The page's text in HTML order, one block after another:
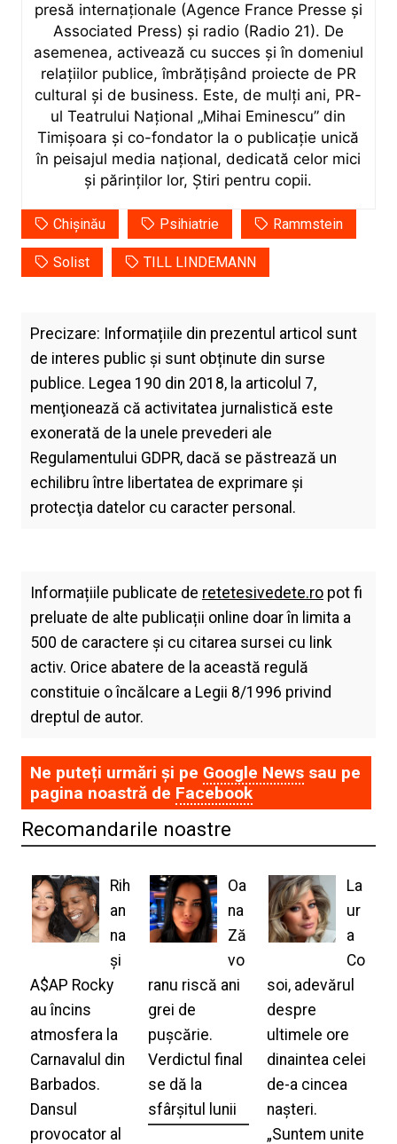
presă internaționale (Agence France Presse și
Associated Press) și radio (Radio 21). De
asemenea, activează cu succes și în domeniul
relațiilor publice, îmbrățișând proiecte de PR
cultural și de business. Este, de mulți ani, PR-
ul Teatrului Național „Mihai Eminescu” din
Timișoara și co-fondator la o publicație unică
în peisajul media național, dedicată celor mici
și părinților lor, Știri pentru copii.
Chișinău Psihiatrie Rammstein
Solist TILL LINDEMANN
Precizare: Informațiile din prezentul articol sunt
de interes public și sunt obținute din surse
publice. Legea 190 din 2018, la articolul 7,
menţionează că activitatea jurnalistică este
exonerată de la unele prevederi ale
Regulamentului GDPR, dacă se păstrează un
echilibru între libertatea de exprimare şi
protecţia datelor cu caracter personal.
Informațiile publicate de retetesivedete.ropot fi
preluate de alte publicații online doar în limita a
500 de caractere și cu citarea sursei cu link
activ. Orice abatere de la această regulă
constituie o încălcare a Legii 8/1996 privind
dreptul de autor.
Ne puteți urmări și pe Google Newssau pe
pagina noastră de Facebook
Recomandarile noastre
Rih
an
na
și
A$AP Rocky
au încins
atmosfera la
Carnavalul din
Barbados.
Dansul
provocator al
Oa
na
Ză
vo
ranu riscă ani
grei de
pușcărie.
Verdictul final
se dă la
sfârșitul lunii
La
ur
a
Co
soi, adevărul
despre
ultimele ore
dinaintea celei
de-a cincea
nașteri.
„Suntem unite